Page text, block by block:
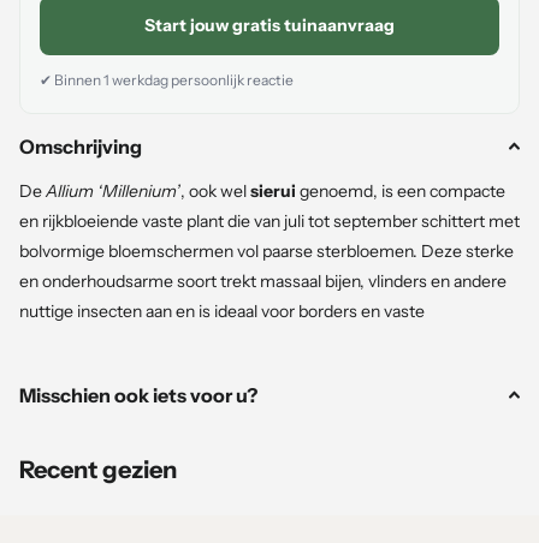
Start jouw gratis tuinaanvraag
✔ Binnen 1 werkdag persoonlijk reactie
Omschrijving
DeAllium ‘Millenium’, ook welsierui genoemd, is een compacte
en rijkbloeiende vaste plant die van juli tot september schittert met
bolvormige bloemschermen vol paarse sterbloemen. Deze sterke
en onderhoudsarme soort trekt massaal bijen, vlinders en andere
nuttige insecten aan en is ideaal voor borders en vaste
en leven in de tuin brengt.
Kenmerken
Misschien ook iets voor u?
Recent gezien